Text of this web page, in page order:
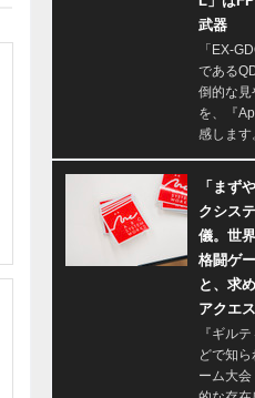
武器
「EX-
である
倒的な見
を、『
感します
「まず
クシス
儀。世
格闘ゲ
と、求
アクエス
『ギル
どで知
ーム大会